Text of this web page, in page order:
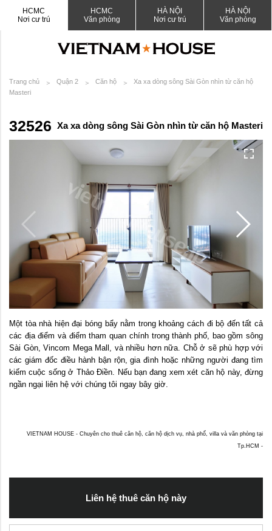
HCMC
Nơi cư trú
HCMC
Văn phòng
HÀ NỘI
Nơi cư trú
HÀ NỘI
Văn phòng
Trang chủ Quận 2 Căn hộ
Xa xa dòng sông Sài Gòn nhìn từ căn hộ
Masteri
32526 Xa xa dòng sông Sài Gòn nhìn từ căn hộ Masteri
Một tòa nhà hiện đại bóng bẩy nằm trong khoảng cách đi bộ đến tất cả
các địa điểm và điểm tham quan chính trong thành phố, bao gồm sông
Sài Gòn, Vincom Mega Mall, và nhiều hơn nữa. Chỗ ở sẽ phù hợp với
các giám đốc điều hành bận rộn, gia đình hoặc những người đang tìm
kiếm cuộc sống ở Thảo Điền. Nếu bạn đang xem xét căn hộ này, đừng
ngần ngại liên hệ với chúng tôi ngay bây giờ.
VIETNAM HOUSE - Chuyên cho thuê căn hộ, căn hộ dịch vụ, nhà phố, villa và văn phòng tại
Tp.HCM -
Liên hệ thuê căn hộ này